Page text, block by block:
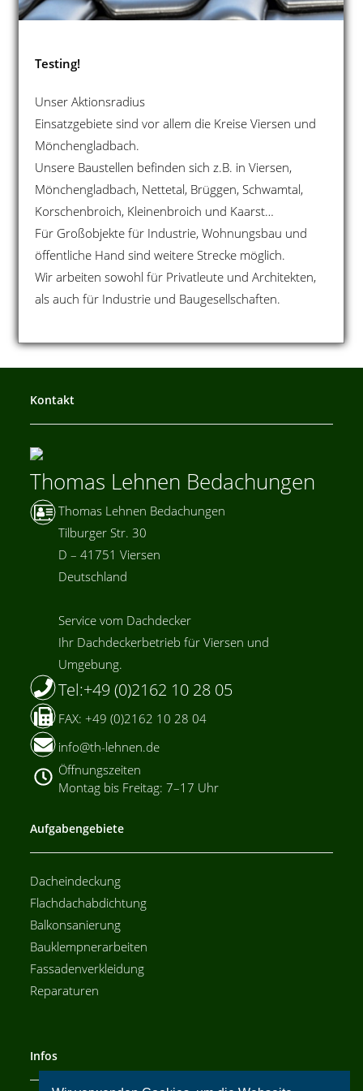
Testing!
Unser Aktionsradius
Einsatzgebiete sind vor allem die Kreise Viersen und
Mönchengladbach.
Unsere Baustellen befinden sich z.B. in Viersen,
Mönchengladbach, Nettetal, Brüggen, Schwamtal,
Korschenbroich, Kleinenbroich und Kaarst…
Für Großobjekte für Industrie, Wohnungsbau und
öffentliche Hand sind weitere Strecke möglich.
Wir arbeiten sowohl für Privatleute und Architekten,
als auch für Industrie und Baugesellschaften.
Kontakt
Thomas Lehnen Bedachungen
Thomas Lehnen Bedachungen
Tilburger Str. 30
D – 41751 Viersen
Deutschland
Service vom Dachdecker
Ihr Dachdeckerbetrieb für Viersen und
Umgebung.
Tel:+49 (0)2162 10 28 05
FAX: +49 (0)2162 10 28 04
info@th-lehnen.de
Öffnungszeiten
Montag bis Freitag: 7–17 Uhr
Aufgabengebiete
Dacheindeckung
Flachdachabdichtung
Balkonsanierung
Bauklempnerarbeiten
Fassadenverkleidung
Reparaturen
Infos